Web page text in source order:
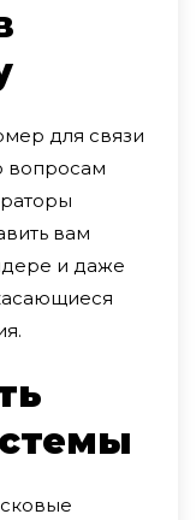
для связи
вопросам
вам
и даже